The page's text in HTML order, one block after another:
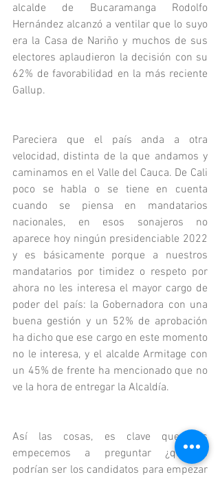
alcalde de Bucaramanga Rodolfo
Hernández alcanzó a ventilar que lo suyo
era la Casa de Nariño y muchos de sus
electores aplaudieron la decisión con su
62% de favorabilidad en la más reciente
Gallup.
Pareciera que el país anda a otra
velocidad, distinta de la que andamos y
caminamos en el Valle del Cauca. De Cali
poco se habla o se tiene en cuenta
cuando se piensa en mandatarios
nacionales, en esos sonajeros no
aparece hoy ningún presidenciable 2022
y es básicamente porque a nuestros
mandatarios por timidez o respeto por
ahora no les interesa el mayor cargo de
poder del país: la Gobernadora con una
buena gestión y un 52% de aprobación
ha dicho que ese cargo en este momento
no le interesa, y el alcalde Armitage con
un 45% de frente ha mencionado que no
ve la hora de entregar la Alcaldía.
Así las cosas, es clave que nos
empecemos a preguntar ¿quiénes
podrían ser los candidatos para empezar